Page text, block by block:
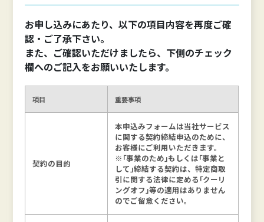
お申し込みにあたり、以下の項目内容を再度ご確
認・ご了承下さい。
また、ご確認いただけましたら、下側のチェック
欄へのご記入をお願いいたします。
項目 重要事項
契約の目的
本申込みフォームは当社サービス
に関する契約締結申込のために、
お客様にご利用いただきます。
※｢事業のため｣もしくは｢事業と
して｣締結する契約は、特定商取
引に関する法律に定める｢クーリ
ングオフ｣等の適用はありません
のでご留意ください。